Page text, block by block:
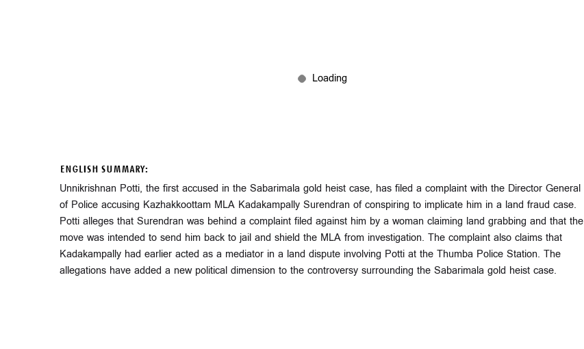
ENGLISH SUMMARY:
Unnikrishnan Potti, the first accused in the Sabarimala gold heist case, has filed a complaint with the Director General
of Police accusing Kazhakkoottam MLA Kadakampally Surendran of conspiring to implicate him in a land fraud case.
Potti alleges that Surendran was behind a complaint filed against him by a woman claiming land grabbing and that the
move was intended to send him back to jail and shield the MLA from investigation. The complaint also claims that
Kadakampally had earlier acted as a mediator in a land dispute involving Potti at the Thumba Police Station. The
allegations have added a new political dimension to the controversy surrounding the Sabarimala gold heist case.